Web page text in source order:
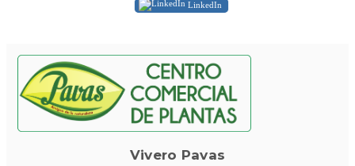
LinkedIn
Vivero Pavas